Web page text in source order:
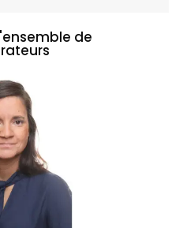
de